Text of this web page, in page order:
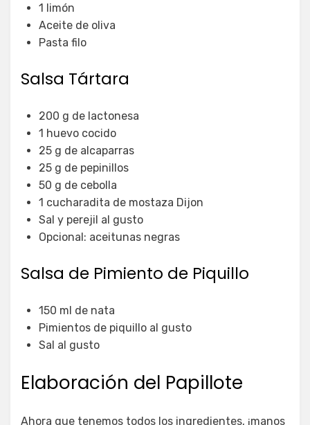
1 limón
Aceite de oliva
Pasta filo
Salsa Tártara
200 g de lactonesa
1 huevo cocido
25 g de alcaparras
25 g de pepinillos
50 g de cebolla
1 cucharadita de mostaza Dijon
Sal y perejil al gusto
Opcional: aceitunas negras
Salsa de Pimiento de Piquillo
150 ml de nata
Pimientos de piquillo al gusto
Sal al gusto
Elaboración del Papillote
Ahora que tenemos todos los ingredientes, ¡manos